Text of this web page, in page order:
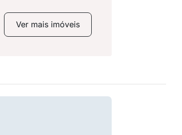
Ver mais imóveis